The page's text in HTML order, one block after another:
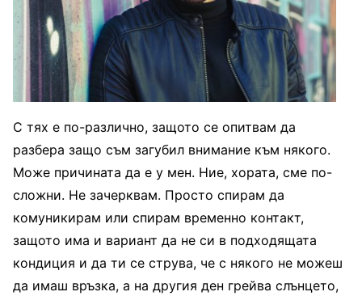
С тях е по-различно, защото се опитвам да
разбера защо съм загубил внимание към някого.
Може причината да е у мен. Ние, хората, сме по-
сложни. Не зачерквам. Просто спирам да
комуникирам или спирам временно контакт,
защото има и вариант да не си в подходящата
кондиция и да ти се струва, че с някого не можеш
да имаш връзка, а на другия ден грейва слънцето,